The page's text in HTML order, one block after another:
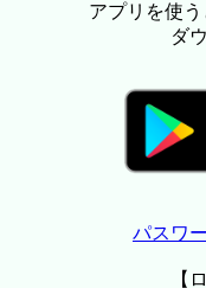
アプリを使
ダ
パスワ
【